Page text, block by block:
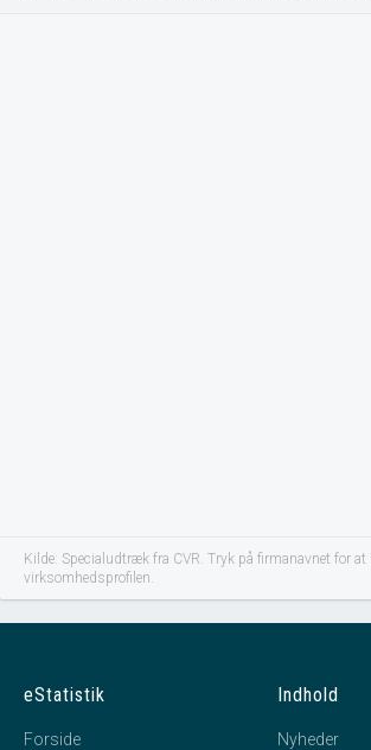
Kilde: Specialudtræk fra CVR. Tryk på firmanavnet for at
virksomhedsprofilen.
eStatistik
Forside
Indhold
Nyheder